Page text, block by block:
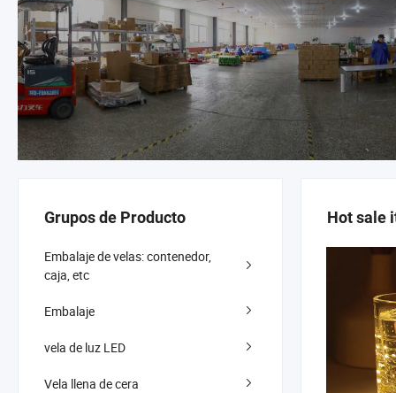
Hot sale
Grupos de Producto
Embalaje de velas: contenedor,
caja, etc
Embalaje
vela de luz LED
Vela llena de cera